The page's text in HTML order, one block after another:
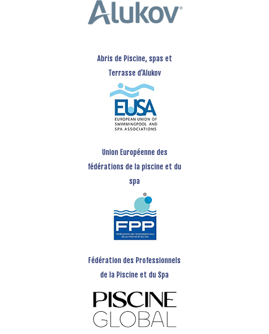
Abris de Piscine, spas et
Terrasse d’Alukov
Union Européenne des
fédérations de la piscine et du
spa
Fédération des Professionnels
de la Piscine et du Spa